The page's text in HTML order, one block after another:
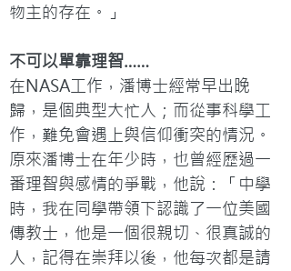
物主的存在。」
不可以單靠理智……
在NASA工作，潘博士經常早出晚
歸，是個典型大忙人；而從事科學工
作，難免會遇上與信仰衝突的情況。
原來潘博士在年少時，也曾經歷過一
番理智與感情的爭戰，他說：「中學
時，我在同學帶領下認識了一位美國
傳教士，他是一個很親切、很真誠的
人，記得在崇拜以後，他每次都是請